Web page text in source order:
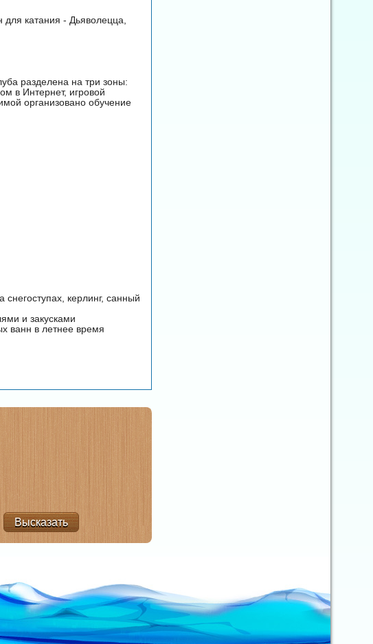
катания - Дьяволецца,
разделена на три зоны:
в Интернет, игровой
организовано обучение
керлинг, санный
и закусками
ванн в летнее время